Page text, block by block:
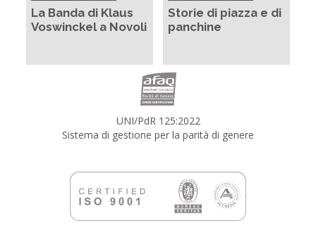
La Banda di Klaus
Voswinckel a Novoli
Storie di piazza e di
panchine
UNI/PdR 125:2022
Sistema di gestione per la parità di genere